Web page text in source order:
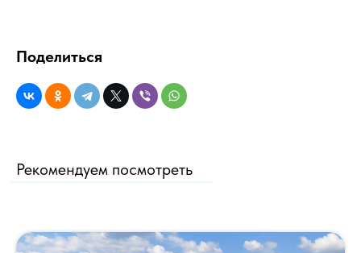
Поделиться
Рекомендуем посмотреть